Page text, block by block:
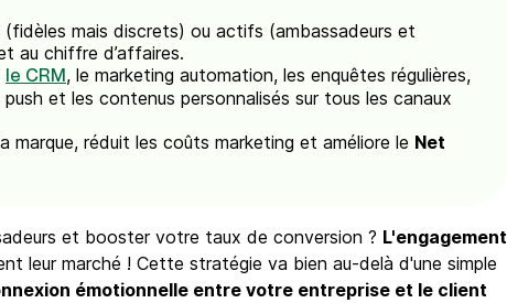
(fidèles mais discrets) ou actifs (ambassadeurs et
au chiffre d’affaires.
le CRM , le marketing automation, les enquêtes régulières,
et les contenus personnalisés sur tous les canaux
marque, réduit les coûts marketing et améliore le Net
et booster votre taux de conversion ? L'engagement
leur marché ! Cette stratégie va bien au-delà d'une simple
émotionnelle entre votre entreprise et le client